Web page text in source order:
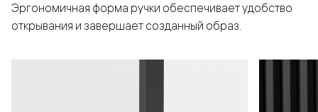
Эргономичная форма ручки обеспечивает удобство
открывания и завершает созданный образ.